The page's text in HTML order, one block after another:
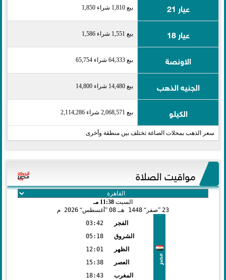
عيار 21 بيع 1,810 شراء 1,850
عيار 18 بيع 1,551 شراء 1,586
الاونصة بيع 64,333 شراء 65,754
الجنيه الذهب بيع 14,480 شراء 14,800
الكيلو بيع 2,068,571 شراء 2,114,286
سعر الذهب بمحلات الصاغة تختلف بين منطقة وأخرى
مواقيت الصلاة
السبت 11:38 مـ
23 صفر 1448 هـ 08 أغسطس 2026 م
مصر
الفجر
03:42
الشروق
05:18
الظهر
12:01
العصر
15:38
المغرب
18:43